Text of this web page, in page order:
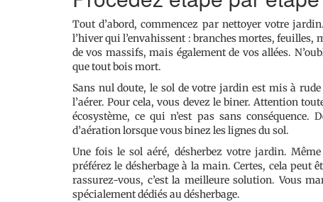
Tout d’abord, commencez par nettoyer votre
l’hiver qui l’envahissent : branches mortes, feuilles,
de vos massifs, mais également de vos allées.
que tout bois mort.
Sans nul doute, le sol de votre jardin est mis à
l’aérer. Pour cela, vous devez le biner. Attention
écosystème, ce qui n’est pas sans
d’aération lorsque vous binez les lignes du sol.
Une fois le sol aéré, désherbez votre jardin.
préférez le désherbage à la main. Certes, cela
rassurez-vous, c’est la meilleure solution. Vous
spécialement dédiés au désherbage.